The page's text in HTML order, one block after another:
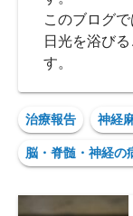
このブログ
日光を浴び
す。
治療報告 神経
脳・脊髄・神経の